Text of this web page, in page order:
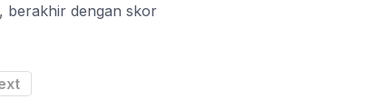
berakhir dengan skor